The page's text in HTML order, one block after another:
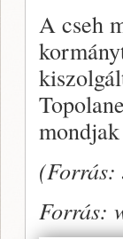
A cseh
(Forrás:
Forrás: